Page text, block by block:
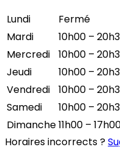
Lundi
Fermé
Mardi
10h00 –
Mercredi
10h00 –
Jeudi
10h00 –
Vendredi
10h00 –
Samedi
10h00 –
Dimanche11h00 –
Horaires incorrects ?